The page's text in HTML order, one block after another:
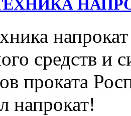
средств и
проката
напрокат!